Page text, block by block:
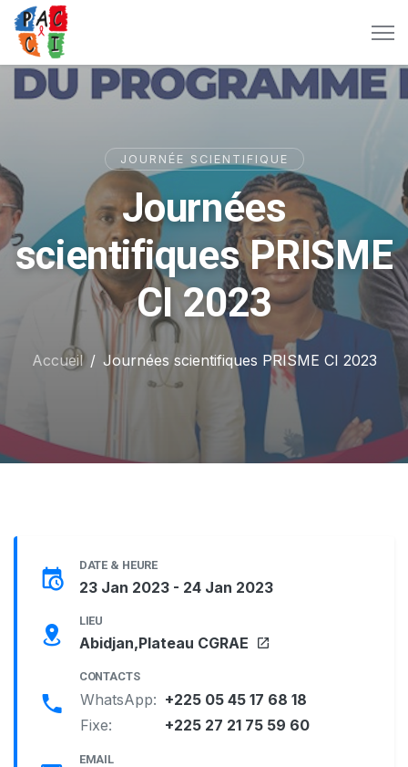
JOURNÉE SCIENTIFIQUE
Journées
scientifiques PRISME
CI 2023
Accueil Journées scientifiques PRISME CI 2023
DATE & HEURE
23 Jan 2023 - 24 Jan 2023
LIEU
Abidjan,Plateau CGRAE
CONTACTS
WhatsApp: +225 05 45 17 68 18
Fixe:
+225 27 21 75 59 60
EMAIL